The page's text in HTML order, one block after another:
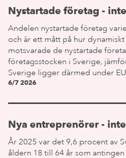
Nystartade företag -
Andelen nystartade företag
och är ett mått på hur
motsvarade de nystartade
företagsstocken i Sverige,
Sverige ligger därmed under
6/7 2026
Nya entreprenörer -
År 2025 var det 9,6 procent av
åldern 18 till 64 år som